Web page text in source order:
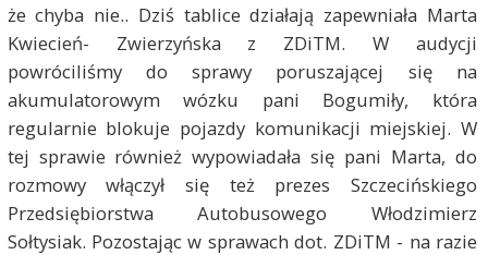
że chyba nie.. Dziś tablice działają zapewniała Marta
Kwiecień- Zwierzyńska z ZDiTM. W audycji
powróciliśmy do sprawy poruszającej się na
akumulatorowym wózku pani Bogumiły, która
regularnie blokuje pojazdy komunikacji miejskiej. W
tej sprawie również wypowiadała się pani Marta, do
rozmowy włączył się też prezes Szczecińskiego
Przedsiębiorstwa Autobusowego Włodzimierz
Sołtysiak. Pozostając w sprawach dot. ZDiTM - na razie